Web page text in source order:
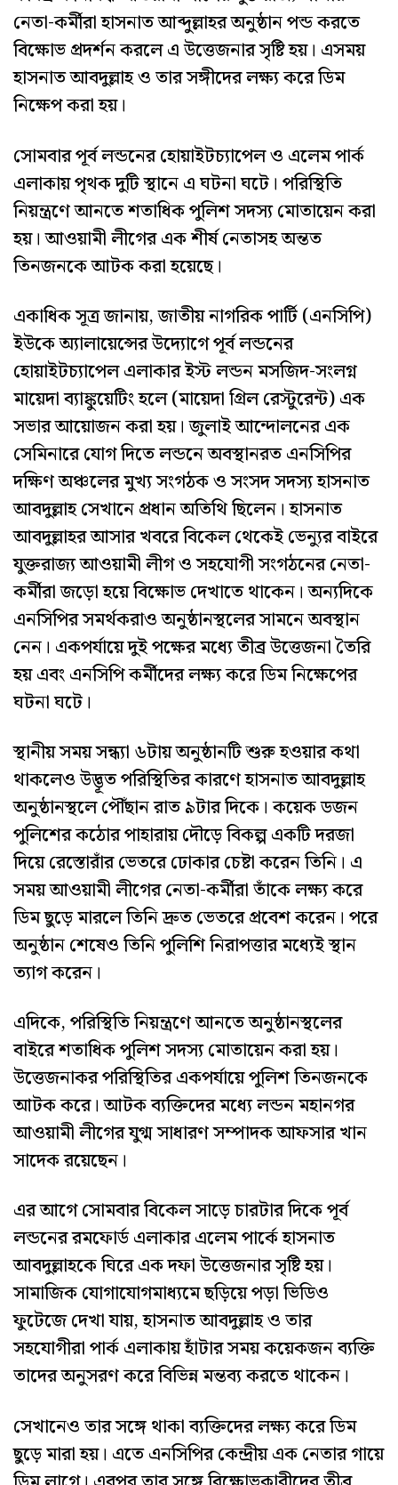
নেতা-কর্মীরা হাসনাত আব্দুল্লাহর অনুষ্ঠান পন্ড করতে
বিক্ষোভ প্রদর্শন করলে এ উত্তেজনার সৃষ্টি হয়। এসময়
হাসনাত আবদুল্লাহ ও তার সঙ্গীদের লক্ষ্য করে ডিম
নিক্ষেপ করা হয়।
সোমবার পূর্ব লন্ডনের হোয়াইটচ্যাপেল ও এলেম পার্ক
এলাকায় পৃথক দুটি স্থানে এ ঘটনা ঘটে। পরিস্থিতি
নিয়ন্ত্রণে আনতে শতাধিক পুলিশ সদস্য মোতায়েন করা
হয়। আওয়ামী লীগের এক শীর্ষ নেতাসহ অন্তত
তিনজনকে আটক করা হয়েছে।
একাধিক সূত্র জানায়, জাতীয় নাগরিক পার্টি (এনসিপি)
ইউকে অ্যালায়েন্সের উদ্যোগে পূর্ব লন্ডনের
হোয়াইটচ্যাপেল এলাকার ইস্ট লন্ডন মসজিদ-সংলগ্ন
মায়েদা ব্যাঙ্কুয়েটিং হলে (মায়েদা গ্রিল রেস্টুরেন্ট) এক
সভার আয়োজন করা হয়। জুলাই আন্দোলনের এক
সেমিনারে যোগ দিতে লন্ডনে অবস্থানরত এনসিপির
দক্ষিণ অঞ্চলের মুখ্য সংগঠক ও সংসদ সদস্য হাসনাত
আবদুল্লাহ সেখানে প্রধান অতিথি ছিলেন। হাসনাত
আবদুল্লাহর আসার খবরে বিকেল থেকেই ভেন্যুর বাইরে
যুক্তরাজ্য আওয়ামী লীগ ও সহযোগী সংগঠনের নেতা-
কর্মীরা জড়ো হয়ে বিক্ষোভ দেখাতে থাকেন। অন্যদিকে
এনসিপির সমর্থকরাও অনুষ্ঠানস্থলের সামনে অবস্থান
নেন। একপর্যায়ে দুই পক্ষের মধ্যে তীব্র উত্তেজনা তৈরি
হয় এবং এনসিপি কর্মীদের লক্ষ্য করে ডিম নিক্ষেপের
ঘটনা ঘটে।
স্থানীয় সময় সন্ধ্যা ৬টায় অনুষ্ঠানটি শুরু হওয়ার কথা
থাকলেও উদ্ভূত পরিস্থিতির কারণে হাসনাত আবদুল্লাহ
অনুষ্ঠানস্থলে পৌঁছান রাত ৯টার দিকে। কয়েক ডজন
পুলিশের কঠোর পাহারায় দৌড়ে বিকল্প একটি দরজা
দিয়ে রেস্তোরাঁর ভেতরে ঢোকার চেষ্টা করেন তিনি। এ
সময় আওয়ামী লীগের নেতা-কর্মীরা তাঁকে লক্ষ্য করে
ডিম ছুড়ে মারলে তিনি দ্রুত ভেতরে প্রবেশ করেন। পরে
অনুষ্ঠান শেষেও তিনি পুলিশি নিরাপত্তার মধ্যেই স্থান
ত্যাগ করেন।
এদিকে, পরিস্থিতি নিয়ন্ত্রণে আনতে অনুষ্ঠানস্থলের
বাইরে শতাধিক পুলিশ সদস্য মোতায়েন করা হয়।
উত্তেজনাকর পরিস্থিতির একপর্যায়ে পুলিশ তিনজনকে
আটক করে। আটক ব্যক্তিদের মধ্যে লন্ডন মহানগর
আওয়ামী লীগের যুগ্ম সাধারণ সম্পাদক আফসার খান
সাদেক রয়েছেন।
এর আগে সোমবার বিকেল সাড়ে চারটার দিকে পূর্ব
লন্ডনের রমফোর্ড এলাকার এলেম পার্কে হাসনাত
আবদুল্লাহকে ঘিরে এক দফা উত্তেজনার সৃষ্টি হয়।
সামাজিক যোগাযোগমাধ্যমে ছড়িয়ে পড়া ভিডিও
ফুটেজে দেখা যায়, হাসনাত আবদুল্লাহ ও তার
সহযোগীরা পার্ক এলাকায় হাঁটার সময় কয়েকজন ব্যক্তি
তাদের অনুসরণ করে বিভিন্ন মন্তব্য করতে থাকেন।
সেখানেও তার সঙ্গে থাকা ব্যক্তিদের লক্ষ্য করে ডিম
ছুড়ে মারা হয়। এতে এনসিপির কেন্দ্রীয় এক নেতার গায়ে